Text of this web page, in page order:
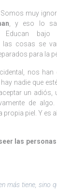
muy
, y eso lo
Educan
las cosas se
para la
nos han
nadie que
un adiós,
de
propia piel. Y es
las
más tiene, sino